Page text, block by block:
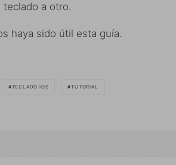
teclado a otro.
haya sido útil esta guía.
TECLADO IOS TUTORIAL